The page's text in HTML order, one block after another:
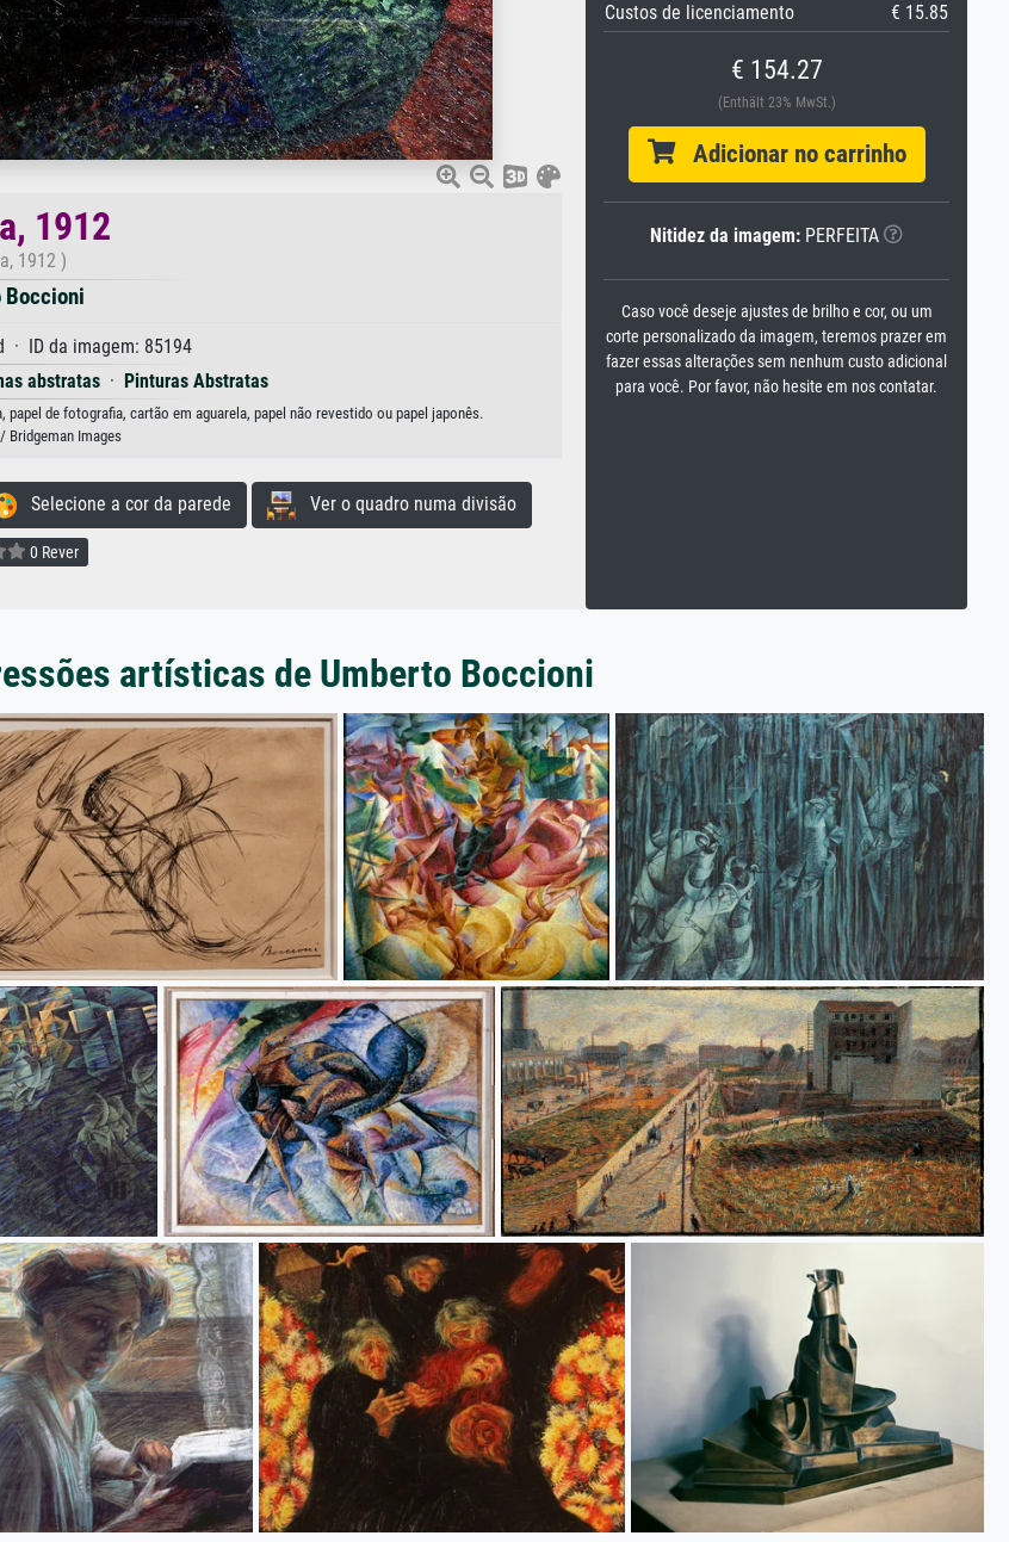
1912
1912 )
Boccioni
· ID da imagem: 85194
abstratas· Pinturas Abstratas
de fotografia, cartão em aguarela, papel não revestido ou papel japonês.
Bridgeman Images
Selecione a cor da parede Ver o quadro numa divisão
0 Rever
Custos de licenciamento
€ 15.85
€ 154.27
(Enthält 23% MwSt.)
Adicionar no carrinho
Nitidez da imagem: PERFEITA
Caso você deseje ajustes de brilho e cor, ou um
corte personalizado da imagem, teremos prazer em
fazer essas alterações sem nenhum custo adicional
para você. Por favor, não hesite em nos contatar.
artísticas de Umberto Boccioni